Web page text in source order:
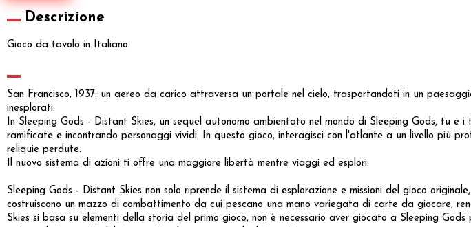
Descrizione
Gioco da tavolo in Italiano
San Francisco, 1937: un aereo da carico attraversa un portale nel cielo, trasportandoti in un
inesplorati.
In Sleeping Gods - Distant Skies, un sequel autonomo ambientato nel mondo di Sleeping Gods, tu
ramificate e incontrando personaggi vividi. In questo gioco, interagisci con l'atlante a un livello più
reliquie perdute.
Il nuovo sistema di azioni ti offre una maggiore libertà mentre viaggi ed esplori.
Sleeping Gods - Distant Skies non solo riprende il sistema di esplorazione e missioni del gioco
costruiscono un mazzo di combattimento da cui pescano una mano variegata di carte da giocare,
Skies si basa su elementi della storia del primo gioco, non è necessario aver giocato a Sleeping